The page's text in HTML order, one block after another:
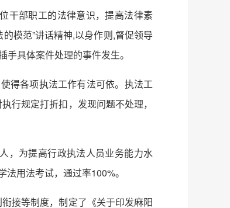
干部职工的法律意识，提高法律素
模范”讲话精神,以身作则,督促领导
具体案件处理的事件发生。
得各项执法工作有法可依。执法工
行规定打折扣，发现问题不处理，
，为提高行政执法人员业务能力水
用法考试，通过率100%。
接等制度，制定了《关于印发麻阳